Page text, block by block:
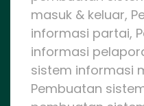
masuk & keluar,
informasi partai,
informasi
sistem informasi
Pembuatan